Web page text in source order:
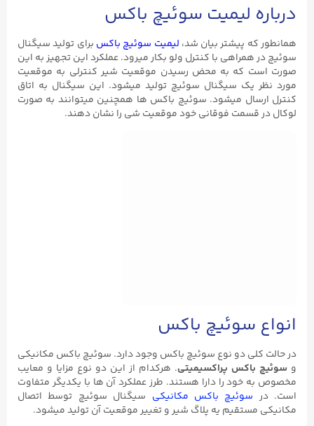
درباره لیمیت سوئیچ باکس
همانطور که پیشتر بیان شد، لیمیت سوئیچ باکس برای تولید سیگنال
سوئیچ در همراهی با کنترل ولو بکار میرود. عملکرد این تجهیز به این
صورت است که به محض رسیدن موقعیت شیر کنترلی به موقعیت
مورد نظر یک سیگنال سوئیچ تولید میشود. این سیگنال به اتاق
کنترل ارسال میشود. سوئیچ باکس ها همچنین میتوانند به صورت
لوکال در قسمت فوقانی خود موقعیت شی را نشان دهند.
انواع سوئیچ باکس
در حالت کلی دو نوع سوئیچ باکس وجود دارد. سوئیچ باکس مکانیکی
و سوئیچ باکس پراکسیمیتی. هرکدام از این دو نوع مزایا و معایب
مخصوص به خود را دارا هستند. طرز عملکرد آن ها با یکدیگر متفاوت
است. در سوئیچ باکس مکانیکی سیگنال سوئیچ توسط اتصال
مکانیکی مستقیم یه پلاگ شیر و تغییر موقعیت آن تولید میشود.